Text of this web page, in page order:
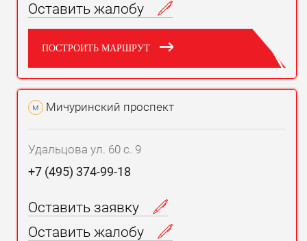
Оставить жалобу
ПОСТРОИТЬ МАРШРУТ
м Мичуринский проспект
Удальцова ул. 60 с. 9
+7 (495) 374-99-18
Оставить заявку
Оставить жалобу